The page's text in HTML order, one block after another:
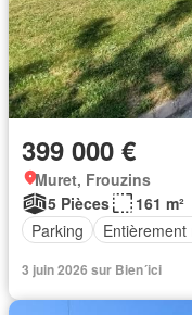
399 000 €
Muret, Frouzins
5 Pièces
161 m²
Parking
Entièrement
3 juin 2026 sur Bien´ici